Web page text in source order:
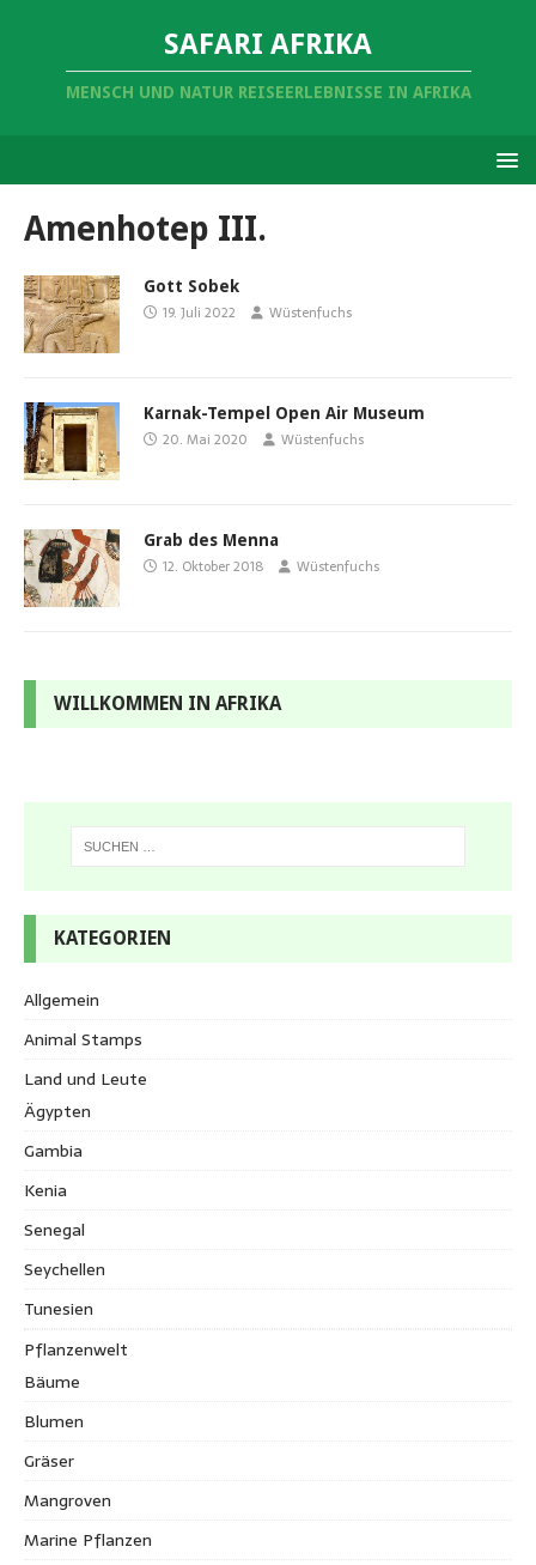
SAFARI AFRIKA
MENSCH UND NATUR REISEERLEBNISSE IN AFRIKA
Amenhotep III.
Gott Sobek
19. Juli 2022 Wüstenfuchs
Karnak-Tempel Open Air Museum
20. Mai 2020 Wüstenfuchs
Grab des Menna
12. Oktober 2018 Wüstenfuchs
WILLKOMMEN IN AFRIKA
KATEGORIEN
Allgemein
Animal Stamps
Land und Leute
Ägypten
Gambia
Kenia
Senegal
Seychellen
Tunesien
Pflanzenwelt
Bäume
Blumen
Gräser
Mangroven
Marine Pflanzen